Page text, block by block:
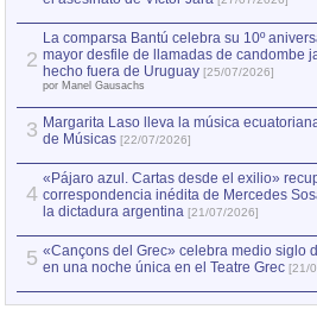
2
La comparsa Bantú celebra su 10º
mayor desfile de llamadas de candombe
hecho fuera de Uruguay [25/07/2026]
por Manel Gausachs
3 Margarita Laso lleva la música
de Músicas [22/07/2026]
4
«Pájaro azul. Cartas desde el exilio»
correspondencia inédita de Mercedes
la dictadura argentina [21/07/2026]
5 «Cançons del Grec» celebra medio siglo
en una noche única en el Teatre Grec [21/